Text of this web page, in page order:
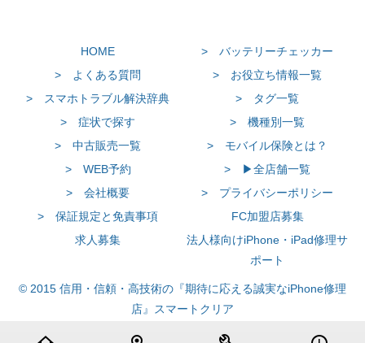
HOME
> バッテリーチェッカー
> よくある質問
> お役立ち情報一覧
> スマホトラブル解決辞典
> タグ一覧
> 症状で探す
> 機種別一覧
> 中古販売一覧
> モバイル保険とは？
> WEB予約
> ▶全店舗一覧
> 会社概要
> プライバシーポリシー
> 保証規定と免責事項
FC加盟店募集
求人募集
法人様向けiPhone・iPad修理サ
ポート
© 2015 信用・信頼・高技術の『期待に応える誠実なiPhone修理
店』スマートクリア